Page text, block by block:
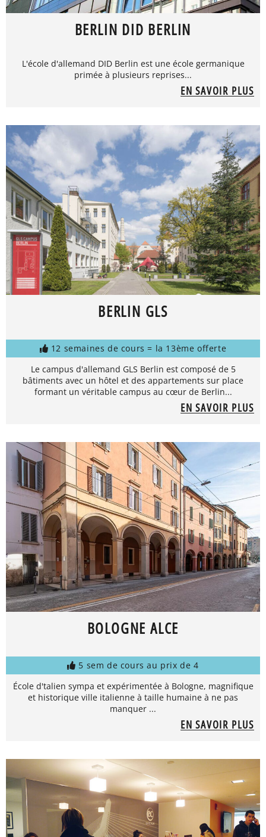
BERLIN DID BERLIN
L'école d'allemand DID Berlin est une école germanique
primée à plusieurs reprises...
EN SAVOIR PLUS
BERLIN GLS
12 semaines de cours = la 13ème offerte
Le campus d'allemand GLS Berlin est composé de 5
bâtiments avec un hôtel et des appartements sur place
formant un véritable campus au cœur de Berlin...
EN SAVOIR PLUS
BOLOGNE ALCE
5 sem de cours au prix de 4
École d'talien sympa et expérimentée à Bologne, magnifique
et historique ville italienne à taille humaine à ne pas
manquer ...
EN SAVOIR PLUS